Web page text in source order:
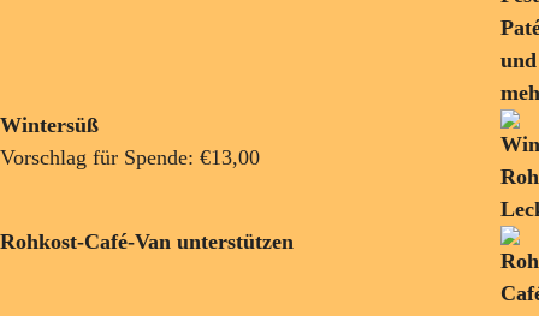
Wintersüß
Vorschlag für Spende: €13,00
Rohkost-Café-Van unterstützen